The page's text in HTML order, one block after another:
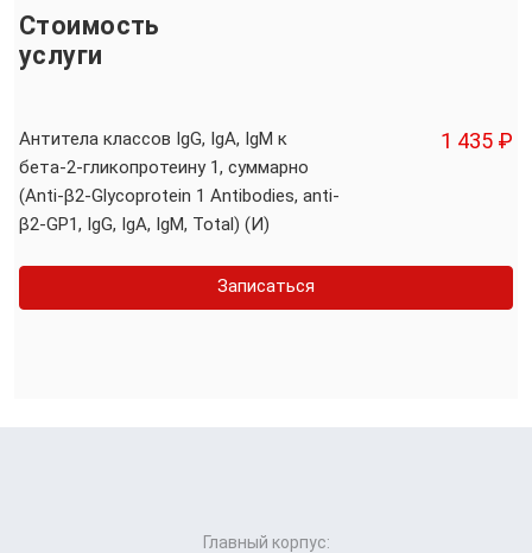
Стоимость
услуги
Антитела классов IgG, IgA, IgM к
бета-2-гликопротеину 1, суммарно
(Аnti-β2-Glycoprotein 1 Antibodies, anti-
β2-GР1, IgG, IgA, IgM, Total) (И)
1 435 ₽
Записаться
Главный корпус: